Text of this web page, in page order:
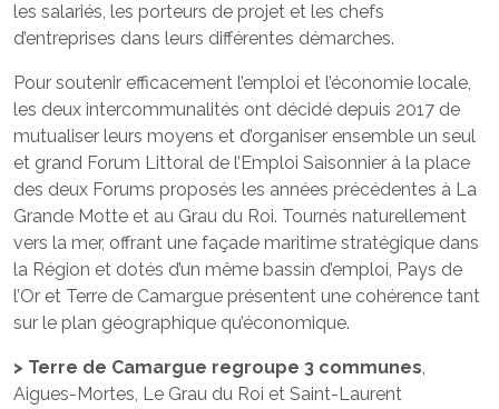
les salariés, les porteurs de projet et les chefs
d’entreprises dans leurs différentes démarches.
Pour soutenir efficacement l’emploi et l’économie locale,
les deux intercommunalités ont décidé depuis 2017 de
mutualiser leurs moyens et d’organiser ensemble un seul
et grand Forum Littoral de l’Emploi Saisonnier à la place
des deux Forums proposés les années précédentes à La
Grande Motte et au Grau du Roi. Tournés naturellement
vers la mer, offrant une façade maritime stratégique dans
la Région et dotés d’un même bassin d’emploi, Pays de
l’Or et Terre de Camargue présentent une cohérence tant
sur le plan géographique qu’économique.
> Terre de Camargue regroupe 3 communes,
Aigues-Mortes, Le Grau du Roi et Saint-Laurent